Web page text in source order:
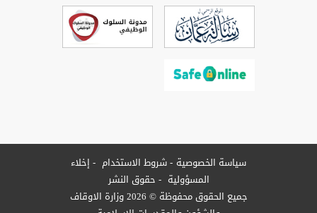
سياسة الخصوصية شروط الاستخدام
إخلاء
المسؤولية
حقوق النشر
جميع الحقوق محفوظة © 2026 وزارة الاوقاف